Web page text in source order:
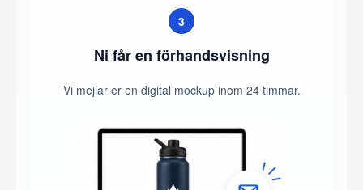
3
Ni får en förhandsvisning
Vi mejlar er en digital mockup inom 24 timmar.